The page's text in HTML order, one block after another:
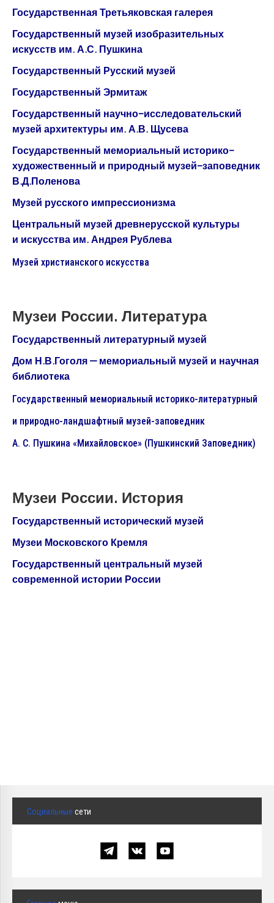
Государственная Третьяковская галерея
Государственный музей изобразительных
искусств им. А.С. Пушкина
Государственный Русский музей
Государственный Эрмитаж
Государственный научно-исследовательский
музей архитектуры им. А.В. Щусева
Государственный мемориальный историко-
художественный и природный музей-заповедник
В.Д.Поленова
Музей русского импрессионизма
Центральный музей древнерусской культуры
и искусства им. Андрея Рублева
Музей христианского искусcтва
Музеи России. Литература
Государственный литературный музей
Дом Н.В.Гоголя — мемориальный музей и научная
библиотека
Государственный мемориальный историко-литературный
и природно-ландшафтный музей-заповедник
А. С. Пушкина «Михайловское» (Пушкинский Заповедник)
Музеи России. История
Государственный исторический музей
Музеи Московского Кремля
Государственный центральный музей
современной истории России
Социальные сети